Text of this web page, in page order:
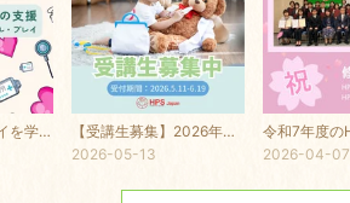
ホスピタル・プレイを学ぶ3回シリーズのご案内
【受講生募集】2026年度 HPS養成講座 第22クール
2026-05-13
2026-04-07